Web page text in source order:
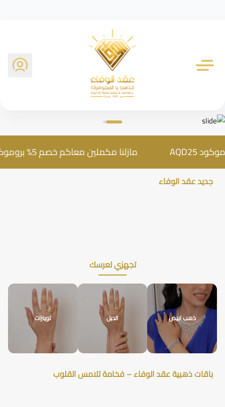
شركة عقد الوفاء للذهب
مازلنا مكملين معاكم خصم 5% بروموكود AQD25
جديد عقد الوفاء
تجهزي لعرسك
ذهب ابيض الدبل توينزات
باقات ذهبية عقد الوفاء – فخامة تلامس القلوب